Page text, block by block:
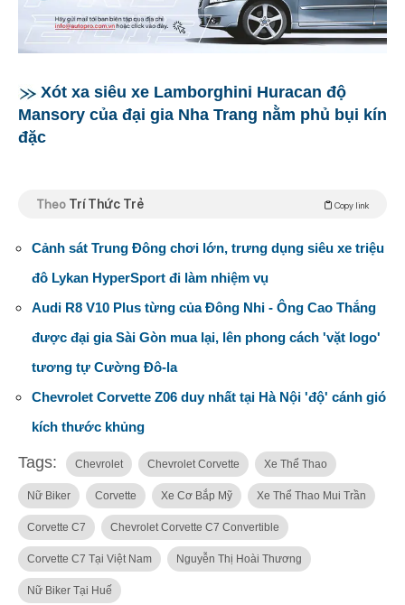
Xót xa siêu xe Lamborghini Huracan độ
Mansory của đại gia Nha Trang nằm phủ bụi kín
đặc
Theo Trí Thức Trẻ Copy link
Cảnh sát Trung Đông chơi lớn, trưng dụng siêu xe triệu
đô Lykan HyperSport đi làm nhiệm vụ
Audi R8 V10 Plus từng của Đông Nhi - Ông Cao Thắng
được đại gia Sài Gòn mua lại, lên phong cách 'vặt logo'
tương tự Cường Đô-la
Chevrolet Corvette Z06 duy nhất tại Hà Nội 'độ' cánh gió
kích thước khủng
Tags: Chevrolet Chevrolet Corvette Xe Thể Thao
Nữ Biker Corvette Xe Cơ Bắp Mỹ Xe Thể Thao Mui Trần
Corvette C7 Chevrolet Corvette C7 Convertible
Corvette C7 Tại Việt Nam Nguyễn Thị Hoài Thương
Nữ Biker Tại Huế